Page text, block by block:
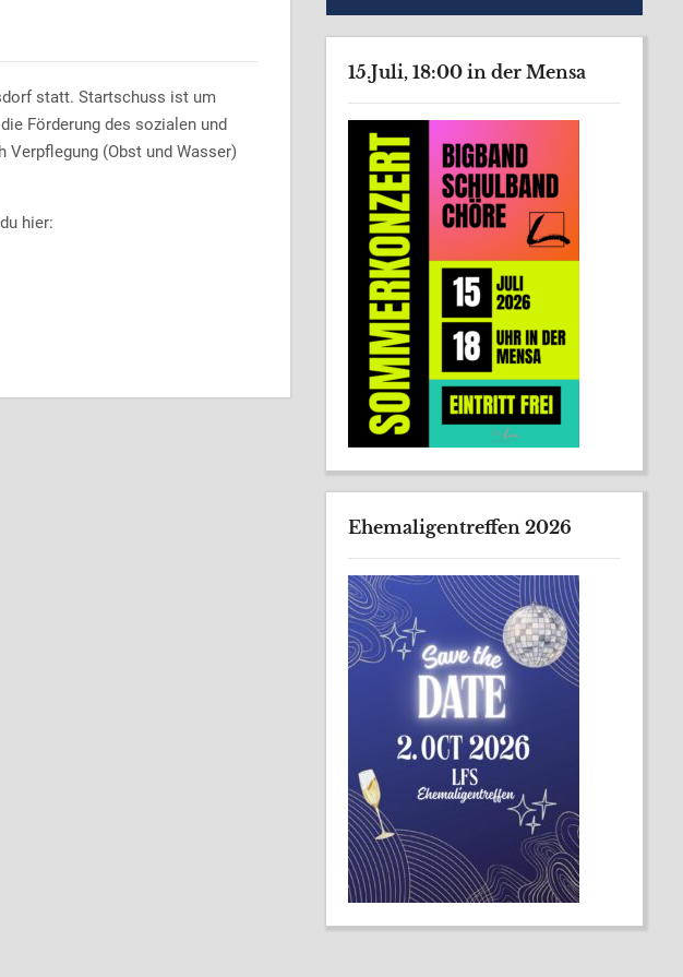
statt. Startschuss ist um
Förderung des sozialen und
(Obst und Wasser)
hier:
15.Juli, 18:00 in der Mensa
Ehemaligentreffen 2026